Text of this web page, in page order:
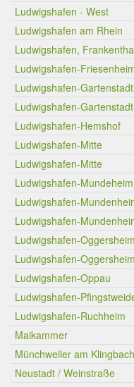
Ludwigshafen - West
Ludwigshafen am Rhein
Ludwigshafen,
Ludwigshafen-
Ludwigshafen-Gartenstadt
Ludwigshafen-Gartenstadt
Ludwigshafen-Hemshof
Ludwigshafen-Mitte
Ludwigshafen-Mitte
Ludwigshafen-Mundeheim
Ludwigshafen-
Ludwigshafen-
Ludwigshafen-Oggersheim
Ludwigshafen-Oggersheim
Ludwigshafen-Oppau
Ludwigshafen-
Ludwigshafen-Ruchheim
Maikammer
Münchweiler am Klingbach
Neustadt / Weinstraße